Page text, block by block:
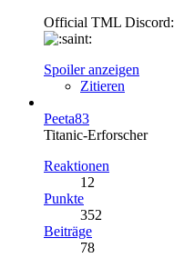
Official TML Discord:
Spoiler anzeigen
Zitieren
Peeta83
Titanic-Erforscher
Reaktionen
12
Punkte
352
Beiträge
78